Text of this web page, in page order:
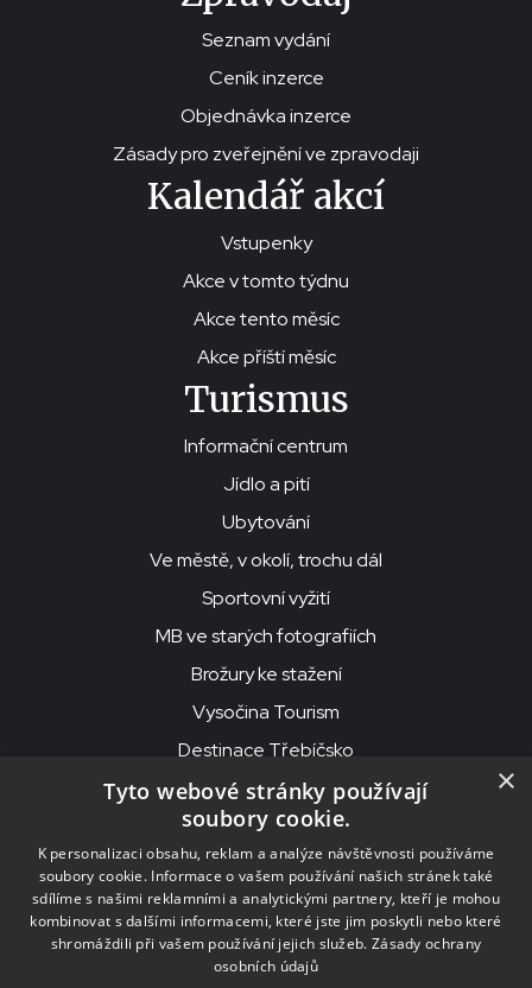
Seznam vydání
Ceník inzerce
Objednávka inzerce
Zásady pro zveřejnění ve zpravodaji
Kalendář akcí
Vstupenky
Akce v tomto týdnu
Akce tento měsíc
Akce příští měsíc
Turismus
Informační centrum
Jídlo a pití
Ubytování
Ve městě, v okolí, trochu dál
Sportovní vyžití
MB ve starých fotografiích
Brožury ke stažení
Vysočina Tourism
Destinace Třebíčsko
© 2026MKS Beseda Mor. Budějovice
MKS Beseda, příspěvková organizace, Purcnerova 62, 676 02
Moravské Budějovice
IČO: 00091758, DIČ: CZ00091758, ID datové schránky: chjn2kd
×
Tyto webové stránky používají
soubory cookie.
K personalizaci obsahu, reklam a analýze návštěvnosti používáme
soubory cookie. Informace o vašem používání našich stránek také
sdílíme s našimi reklamními a analytickými partnery, kteří je mohou
kombinovat s dalšími informacemi, které jste jim poskytli nebo které
shromáždili při vašem používání jejich služeb. Zásady ochrany
osobních údajů